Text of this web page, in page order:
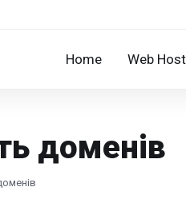
Home Web
доменів